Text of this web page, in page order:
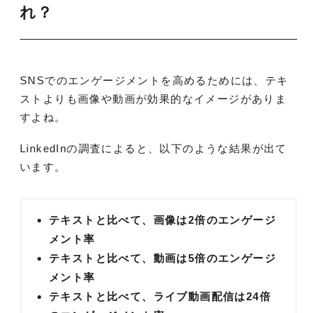
れ？
SNSでのエンゲージメントを高めるためには、テキ
ストよりも画像や動画が効果的なイメージがありま
すよね。
LinkedInの調査によると、以下のような結果が出て
います。
テキストと比べて、画像は2倍のエンゲージ
メント率
テキストと比べて、動画は5倍のエンゲージ
メント率
テキストと比べて、ライブ動画配信は24倍